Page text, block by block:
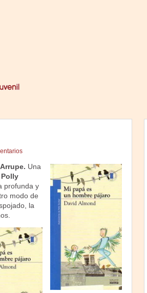
Una
Polly
profunda y
modo de
la